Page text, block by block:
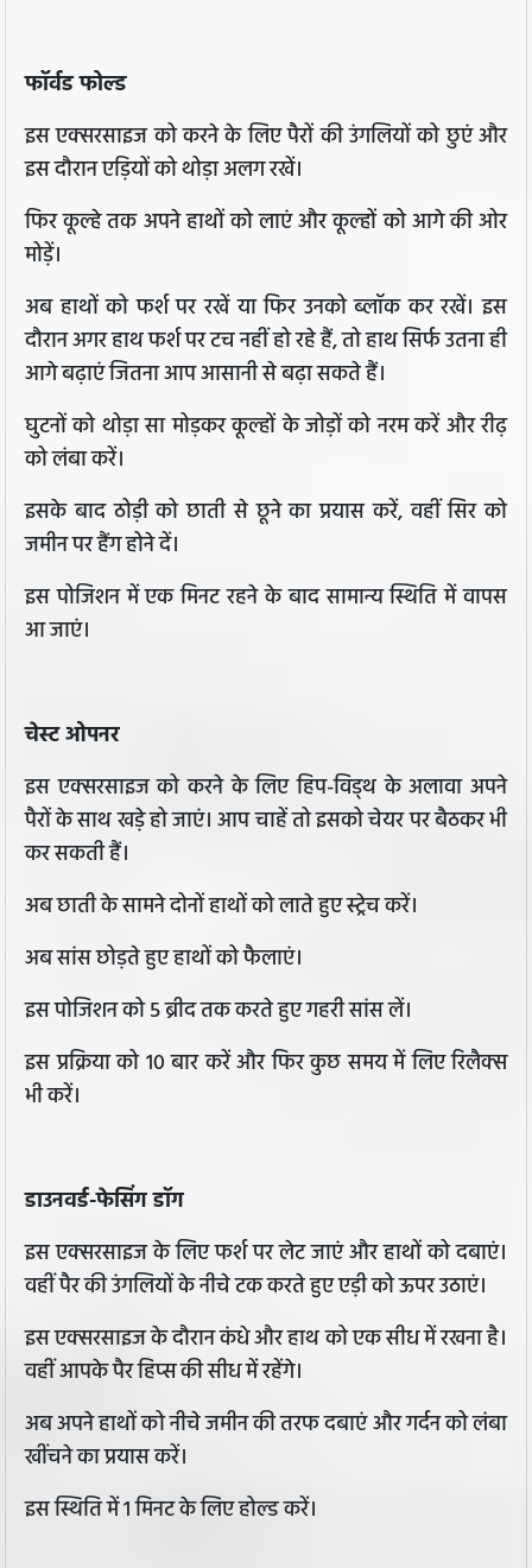
फॉर्वड फोल्ड
इस एक्सरसाइज को करने के लिए पैरों की उंगलियों को छुएं और
इस दौरान एड़ियों को थोड़ा अलग रखें।
फिर कूल्हे तक अपने हाथों को लाएं और कूल्हों को आगे की ओर
मोड़ें।
अब हाथों को फर्श पर रखें या फिर उनको ब्लॉक कर रखें। इस
दौरान अगर हाथ फर्श पर टच नहीं हो रहे हैं, तो हाथ सिर्फ उतना ही
आगे बढ़ाएं जितना आप आसानी से बढ़ा सकते हैं।
घुटनों को थोड़ा सा मोड़कर कूल्हों के जोड़ों को नरम करें और रीढ़
को लंबा करें।
इसके बाद ठोड़ी को छाती से छूने का प्रयास करें, वहीं सिर को
जमीन पर हैंग होने दें।
इस पोजिशन में एक मिनट रहने के बाद सामान्य स्थिति में वापस
आ जाएं।
चेस्ट ओपनर
इस एक्सरसाइज को करने के लिए हिप-विड्थ के अलावा अपने
पैरों के साथ खड़े हो जाएं। आप चाहें तो इसको चेयर पर बैठकर भी
कर सकती हैं।
अब छाती के सामने दोनों हाथों को लाते हुए स्ट्रेच करें।
अब सांस छोड़ते हुए हाथों को फैलाएं।
इस पोजिशन को 5 ब्रीद तक करते हुए गहरी सांस लें।
इस प्रक्रिया को 10 बार करें और फिर कुछ समय में लिए रिलैक्स
भी करें।
डाउनवर्ड-फेसिंग डॉग
इस एक्सरसाइज के लिए फर्श पर लेट जाएं और हाथों को दबाएं।
वहीं पैर की उंगलियों के नीचे टक करते हुए एड़ी को ऊपर उठाएं।
इस एक्सरसाइज के दौरान कंधे और हाथ को एक सीध में रखना है।
वहीं आपके पैर हिप्स की सीध में रहेंगे।
अब अपने हाथों को नीचे जमीन की तरफ दबाएं और गर्दन को लंबा
खींचने का प्रयास करें।
इस स्थिति में 1 मिनट के लिए होल्ड करें।